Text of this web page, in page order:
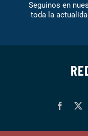
Seguinos en
toda la